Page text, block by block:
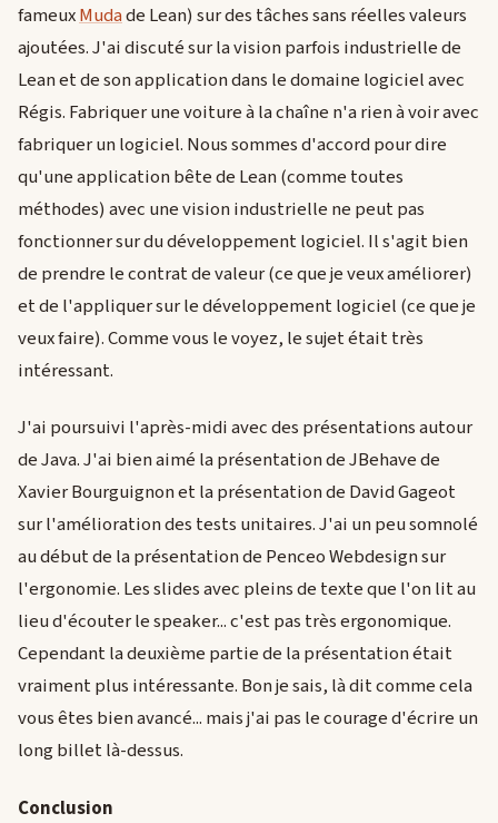
fameuxMudade Lean) sur des tâches sans réelles valeurs
ajoutées. J'ai discuté sur la vision parfois industrielle de
Lean et de son application dans le domaine logiciel avec
Régis. Fabriquer une voiture à la chaîne n'a rien à voir avec
fabriquer un logiciel. Nous sommes d'accord pour dire
qu'une application bête de Lean (comme toutes
méthodes) avec une vision industrielle ne peut pas
fonctionner sur du développement logiciel. Il s'agit bien
de prendre le contrat de valeur (ce que je veux améliorer)
et de l'appliquer sur le développement logiciel (ce que je
veux faire). Comme vous le voyez, le sujet était très
intéressant.
J'ai poursuivi l'après-midi avec des présentations autour
de Java. J'ai bien aimé la présentation de JBehave de
Xavier Bourguignon et la présentation de David Gageot
sur l'amélioration des tests unitaires. J'ai un peu somnolé
au début de la présentation de Penceo Webdesign sur
l'ergonomie. Les slides avec pleins de texte que l'on lit au
lieu d'écouter le speaker... c'est pas très ergonomique.
Cependant la deuxième partie de la présentation était
vraiment plus intéressante. Bon je sais, là dit comme cela
vous êtes bien avancé... mais j'ai pas le courage d'écrire un
long billet là-dessus.
Conclusion